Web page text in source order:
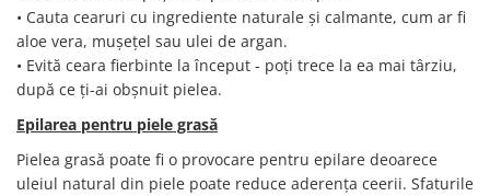
• Cauta cearuri cu ingrediente naturale și calmante, cum ar fi
aloe vera, mușețel sau ulei de argan.
• Evită ceara fierbinte la început - poți trece la ea mai târziu,
după ce ți-ai obșnuit pielea.
Epilarea pentru piele grasă
Pielea grasă poate fi o provocare pentru epilare deoarece
uleiul natural din piele poate reduce aderența ceerii. Sfaturile